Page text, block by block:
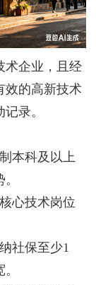
企业，且经
效的高新技术
录。
本科及以上
心技术岗位
社保至少1